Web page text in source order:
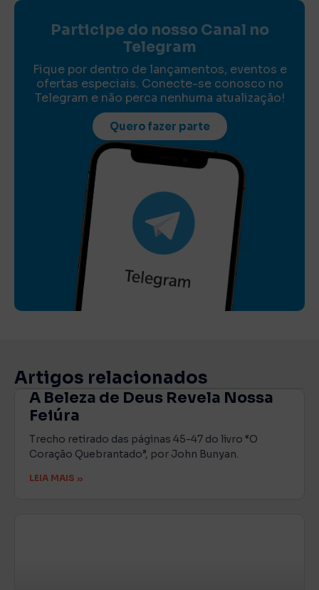
Participe do nosso Canal no
Telegram
Fique por dentro de lançamentos, eventos e
ofertas especiais. Conecte-se conosco no
Telegram e não perca nenhuma atualização!
Quero fazer parte
Artigos relacionados
A Beleza de Deus Revela Nossa
Feiúra
Trecho retirado das páginas 45-47 do livro “O
Coração Quebrantado”, por John Bunyan.
LEIA MAIS »